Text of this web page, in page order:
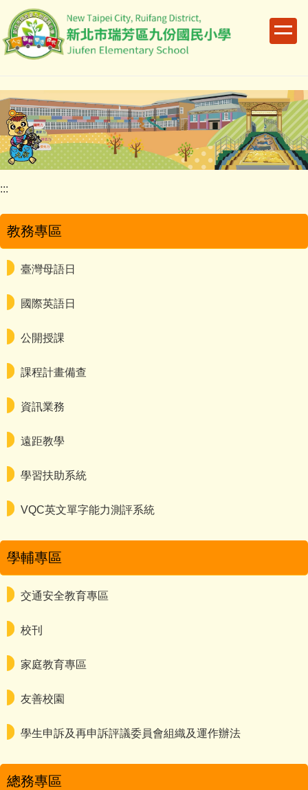
到
主
容
區
:::
教務專區
臺灣母語日
國際英語日
公開授課
課程計畫備查
資訊業務
遠距教學
學習扶助系統
VQC英文單字能力測評系統
學輔專區
交通安全教育專區
校刊
家庭教育專區
友善校園
學生申訴及再申訴評議委員會組織及運作辦法
總務專區